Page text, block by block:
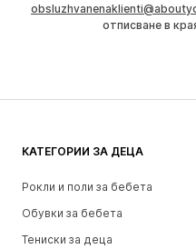
отписване в
КАТЕГОРИИ ЗА ДЕЦА
Рокли и поли за бебета
Обувки за бебета
Тениски за деца